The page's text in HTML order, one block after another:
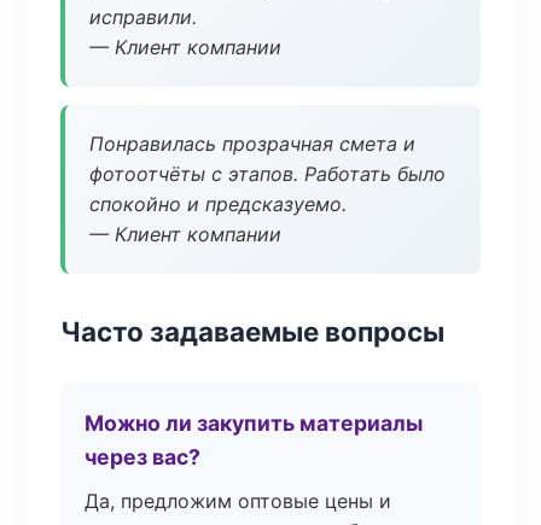
исправили.
— Клиент компании
Понравилась прозрачная смета и
фотоотчёты с этапов. Работать было
спокойно и предсказуемо.
— Клиент компании
Часто задаваемые вопросы
Можно ли закупить материалы
через вас?
Да, предложим оптовые цены и